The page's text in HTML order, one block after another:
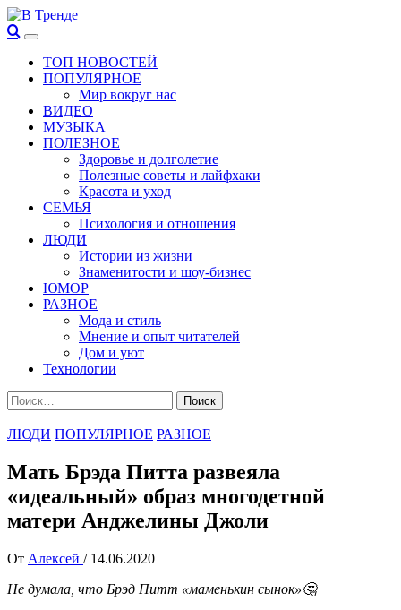
Перейти
к
Основное
меню
ТОП НОВОСТЕЙ
ПОПУЛЯРНОЕ
Мир вокруг нас
ВИДЕО
МУЗЫКА
ПОЛЕЗНОЕ
Здоровье и долголетие
Полезные советы и лайфхаки
Красота и уход
СЕМЬЯ
Психология и отношения
ЛЮДИ
Истории из жизни
Знаменитости и шоу-бизнес
ЮМОР
РАЗНОЕ
Мода и стиль
Мнение и опыт читателей
Дом и уют
Технологии
Найти:
ЛЮДИ ПОПУЛЯРНОЕ РАЗНОЕ
Мать Брэда Питта развеяла
«идеальный» образ многодетной
матери Анджелины Джоли
От Алексей / 14.06.2020
Не думала, что Брэд Питт «маменькин сынок»🤔